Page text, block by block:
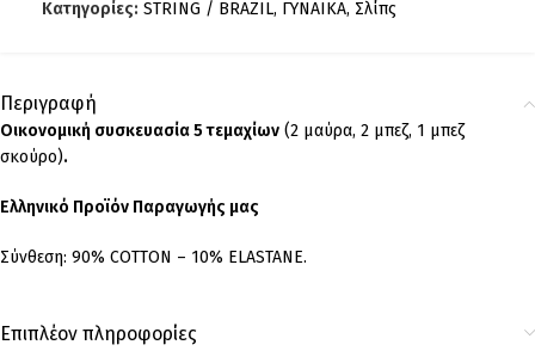
Κατηγορίες: STRING / BRAZIL, ΓΥΝΑΙΚΑ, Σλίπς
Περιγραφή
Οικονομική συσκευασία 5 τεμαχίων (2 μαύρα, 2 μπεζ, 1 μπεζ
σκούρο).
Ελληνικό Προϊόν Παραγωγής μας
Σύνθεση: 90% COTTON – 10% ELASTANE.
Επιπλέον πληροφορίες